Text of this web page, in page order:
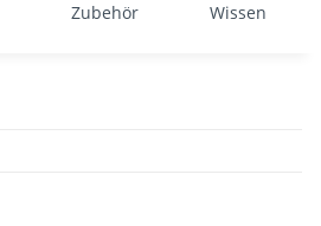
Zubehör Wissen